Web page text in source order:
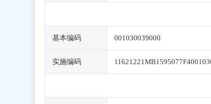
基本编码 001030039000
实施编码